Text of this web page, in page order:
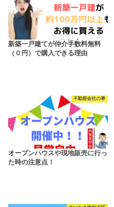
新築一戸建てが仲介手数料無料
（０円）で購入できる理由
不動産会社の事
オープンハウスや現地販売に行っ
た時の注意点！